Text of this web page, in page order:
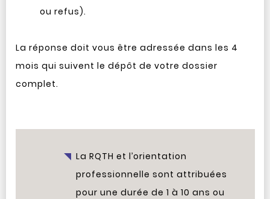
ou refus).
La réponse doit vous être adressée dans les 4
mois qui suivent le dépôt de votre dossier
complet.
La RQTH et l’orientation
professionnelle sont attribuées
pour une durée de 1 à 10 ans ou